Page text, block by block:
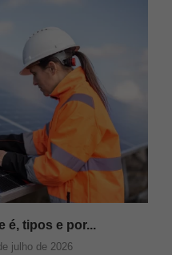
é, tipos e por...
julho de 2026